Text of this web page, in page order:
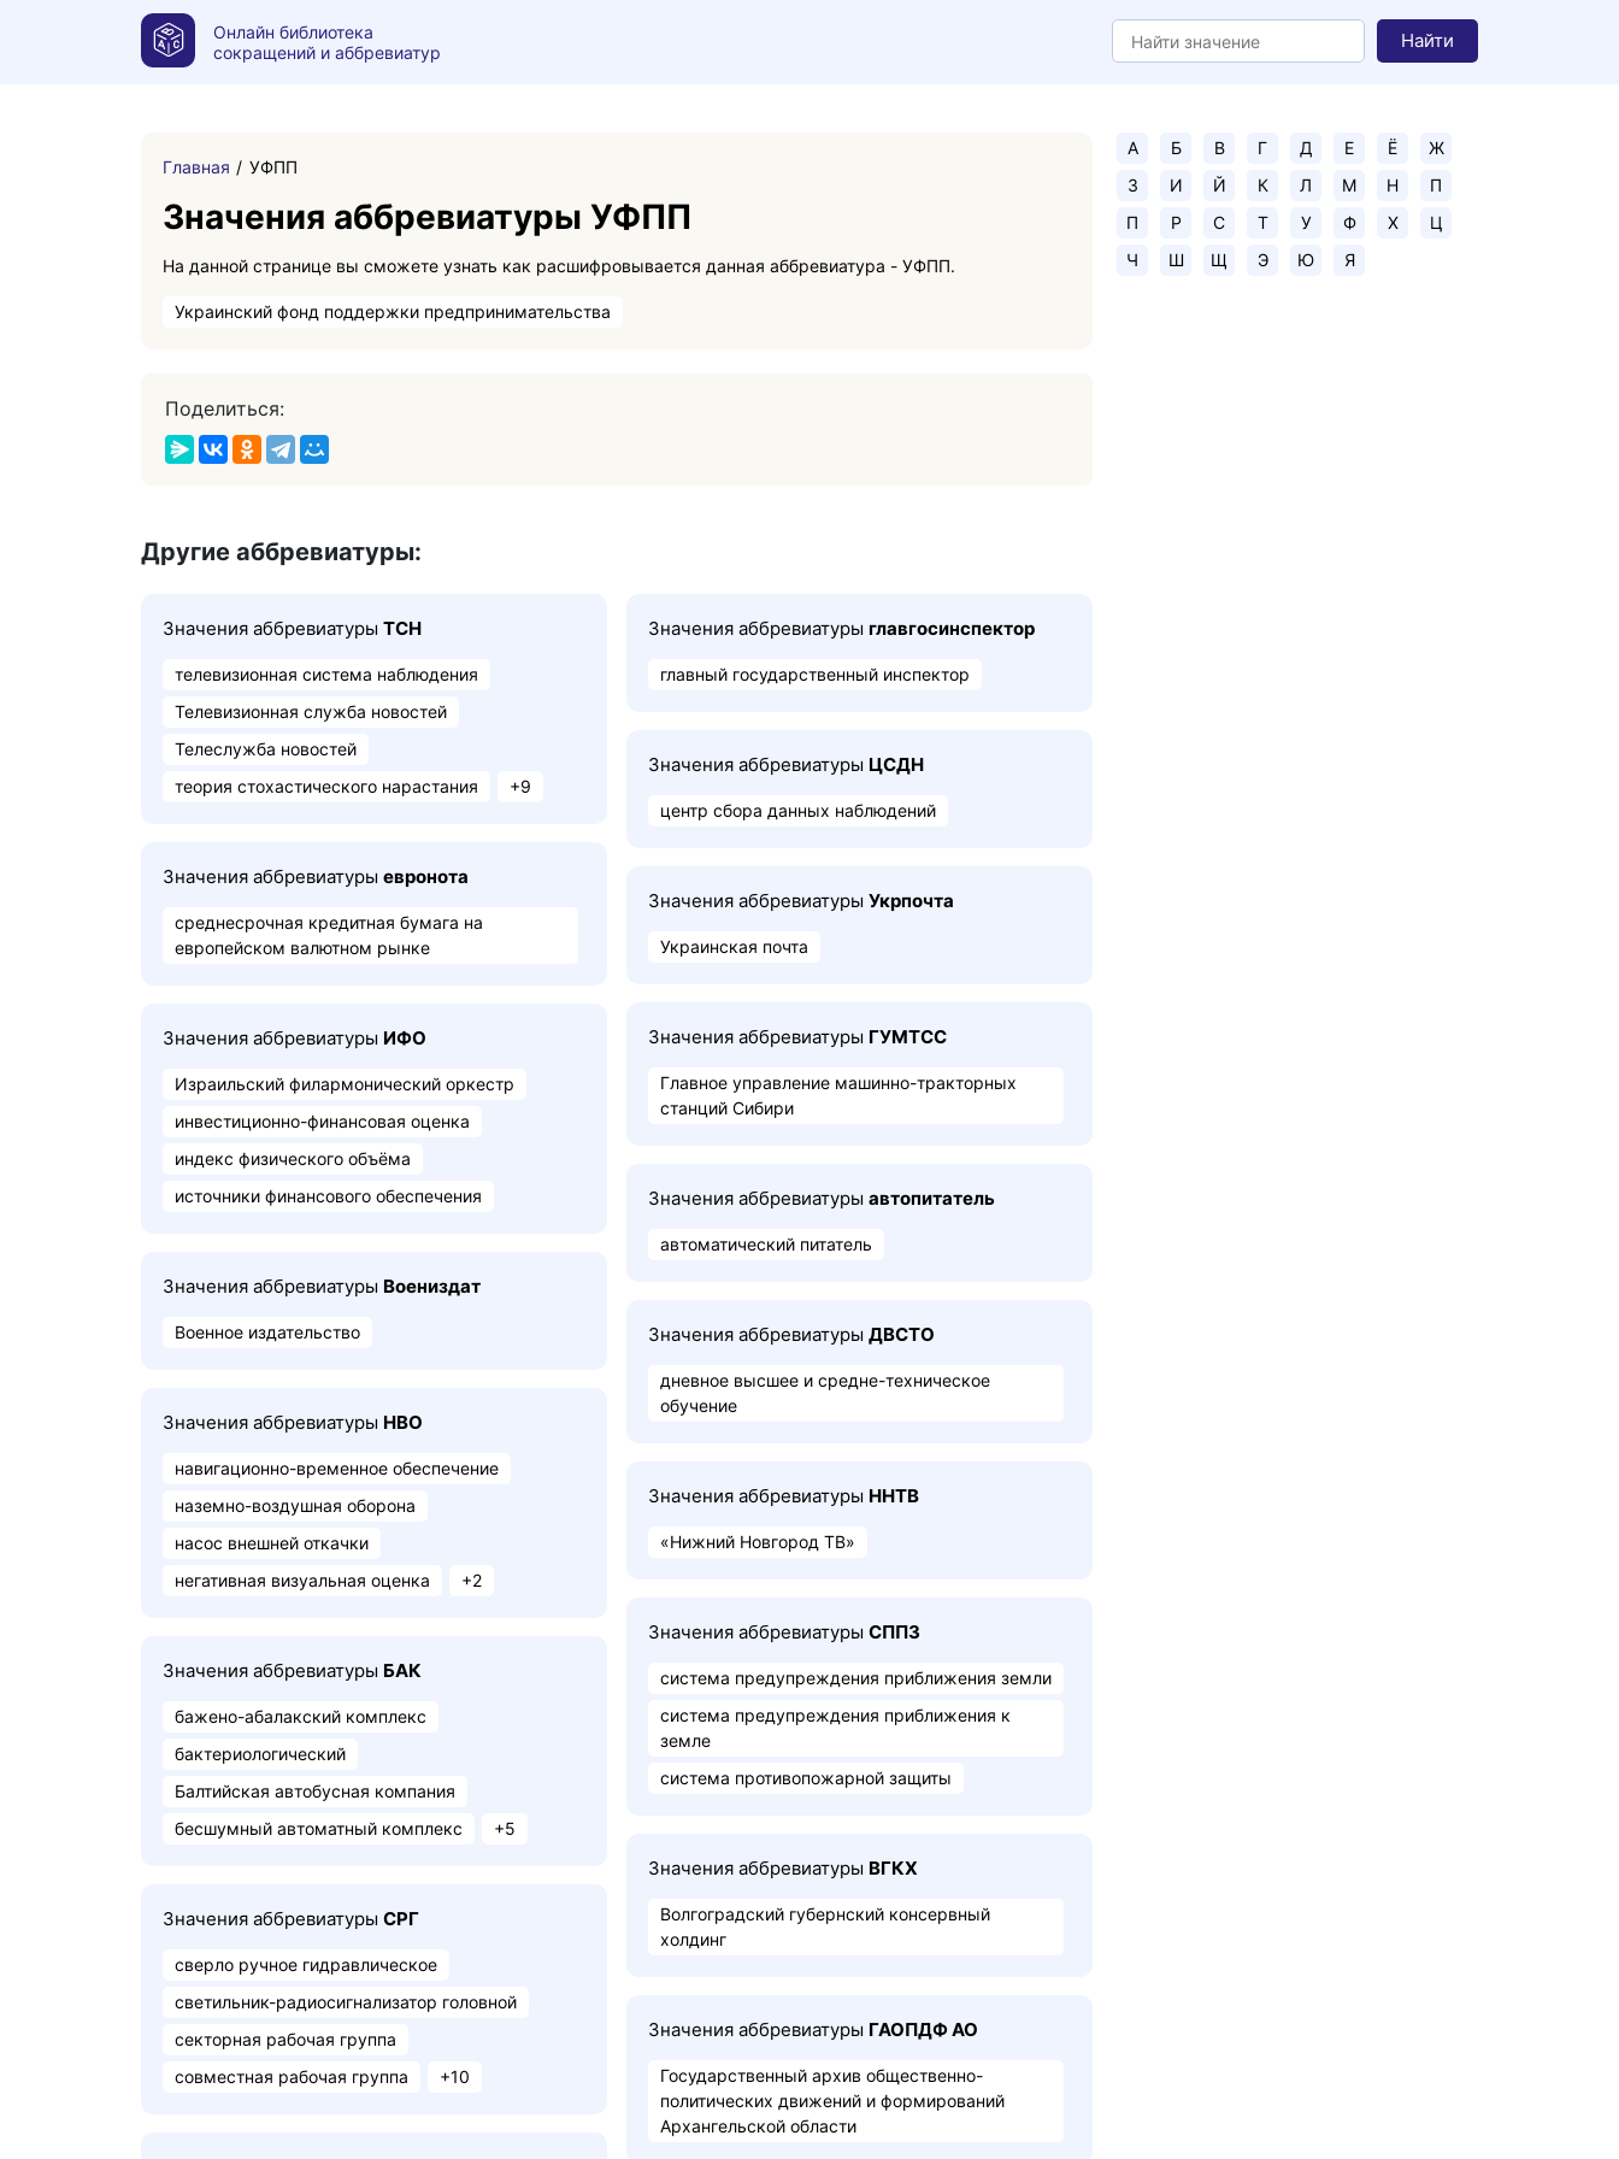
Онлайн библиотека
сокращений и аббревиатур
Найти
Главная УФПП
Значения аббревиатуры УФПП
На данной странице вы сможете узнать как расшифровывается данная аббревиатура - УФПП.
Украинский фонд поддержки предпринимательства
Поделиться:
Другие аббревиатуры:
Значения аббревиатуры ТСН
телевизионная система наблюдения
Телевизионная служба новостей
Телеслужба новостей
теория стохастического нарастания
+9
Значения аббревиатуры евронота
среднесрочная кредитная бумага на
европейском валютном рынке
Значения аббревиатуры ИФО
Израильский филармонический оркестр
инвестиционно-финансовая оценка
индекс физического объёма
источники финансового обеспечения
Значения аббревиатуры Воениздат
Военное издательство
Значения аббревиатуры НВО
навигационно-временное обеспечение
наземно-воздушная оборона
насос внешней откачки
негативная визуальная оценка
+2
Значения аббревиатуры БАК
бажено-абалакский комплекс
бактериологический
Балтийская автобусная компания
бесшумный автоматный комплекс
+5
Значения аббревиатуры СРГ
сверло ручное гидравлическое
светильник-радиосигнализатор головной
секторная рабочая группа
совместная рабочая группа
+10
Значения аббревиатуры главгосинспектор
главный государственный инспектор
Значения аббревиатуры ЦСДН
центр сбора данных наблюдений
Значения аббревиатуры Укрпочта
Украинская почта
Значения аббревиатуры ГУМТСС
Главное управление машинно-тракторных
станций Сибири
Значения аббревиатуры автопитатель
автоматический питатель
Значения аббревиатуры ДВСТО
дневное высшее и средне-техническое
обучение
Значения аббревиатуры ННТВ
«Нижний Новгород ТВ»
Значения аббревиатуры СППЗ
система предупреждения приближения земли
система предупреждения приближения к
земле
система противопожарной защиты
Значения аббревиатуры ВГКХ
Волгоградский губернский консервный
холдинг
Значения аббревиатуры ГАОПДФ АО
Государственный архив общественно-
политических движений и формирований
Архангельской области
А Б В Г Д Е Ё
Ж
З
И Й К Л М Н
П
П
Р С Т У Ф Х
Ц
Ч
Ш Щ Э Ю Я